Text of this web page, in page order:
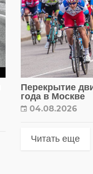
Перекрытие
года в Москве
04.08.2026
Читать еще